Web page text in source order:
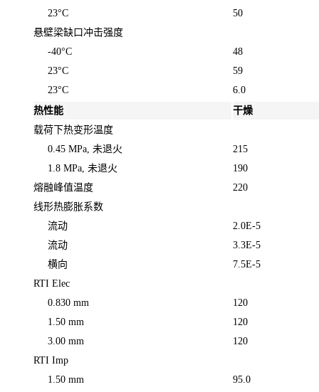
23°C
50
悬壁梁缺口冲击强度
-40°C
48
23°C
59
23°C
6.0
热性能
干燥
载荷下热变形温度
0.45 MPa, 未退火
215
1.8 MPa, 未退火
190
熔融峰值温度
220
线形热膨胀系数
流动
2.0E-5
流动
3.3E-5
横向
7.5E-5
RTI Elec
0.830 mm
120
1.50 mm
120
3.00 mm
120
RTI Imp
1.50 mm
95.0